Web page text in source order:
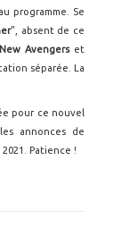
programme. Se
", absent de ce
New Avengers et
séparée. La
pour ce nouvel
annonces de
Patience !